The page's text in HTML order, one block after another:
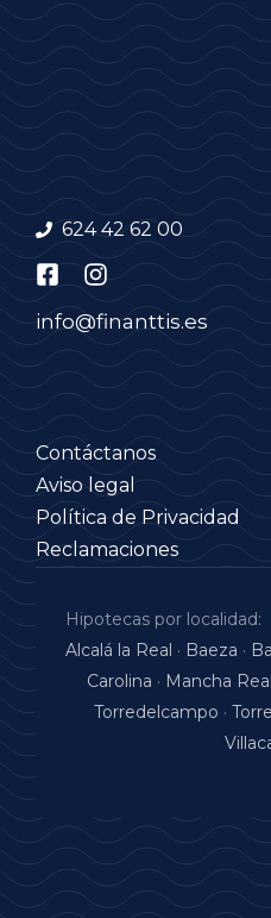
624 42 62 00
info@finanttis.es
Contáctanos
Aviso legal
Política de Privacidad
Reclamaciones
Hipotecas por localidad:
Alcalá la Real · Baeza ·
Carolina · Mancha Real
Torredelcampo ·